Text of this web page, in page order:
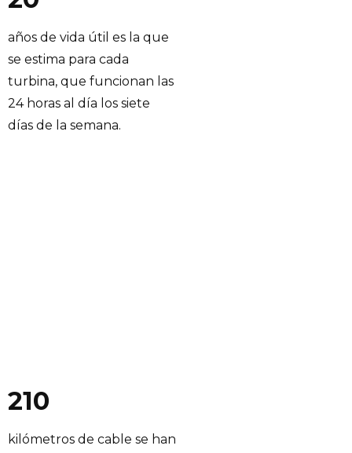
años de vida útil es la que
se estima para cada
turbina, que funcionan las
24 horas al día los siete
días de la semana.
210
kilómetros de cable se han